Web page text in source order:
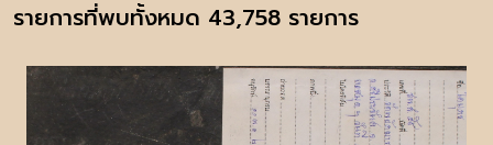
รายการที่พบทั้งหมด 43,758 รายการ